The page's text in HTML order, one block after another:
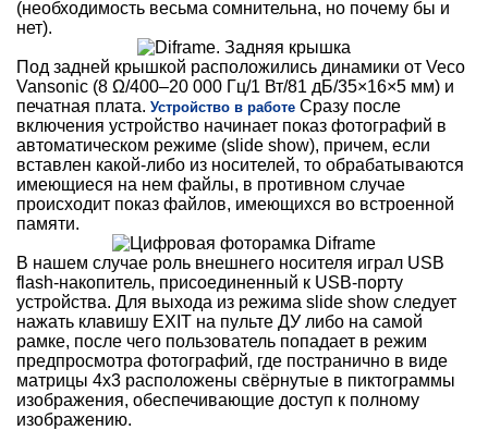
(необходимость весьма сомнительна, но почему бы и
нет).
Под задней крышкой расположились динамики от Veco
Vansonic (8 Ω/400–20 000 Гц/1 Вт/81 дБ/35×16×5 мм) и
печатная плата. Устройство в работе Сразу после
включения устройство начинает показ фотографий в
автоматическом режиме (slide show), причем, если
вставлен какой-либо из носителей, то обрабатываются
имеющиеся на нем файлы, в противном случае
происходит показ файлов, имеющихся во встроенной
памяти.
В нашем случае роль внешнего носителя играл USB
flash-накопитель, присоединенный к USB-порту
устройства. Для выхода из режима slide show следует
нажать клавишу EXIT на пульте ДУ либо на самой
рамке, после чего пользователь попадает в режим
предпросмотра фотографий, где постранично в виде
матрицы 4х3 расположены свёрнутые в пиктограммы
изображения, обеспечивающие доступ к полному
изображению.